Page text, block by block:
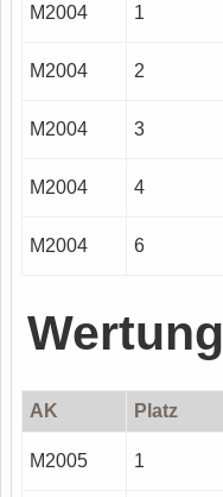
M2004 1
M2004 2
M2004 3
M2004 4
M2004 6
AK Platz
M2005 1